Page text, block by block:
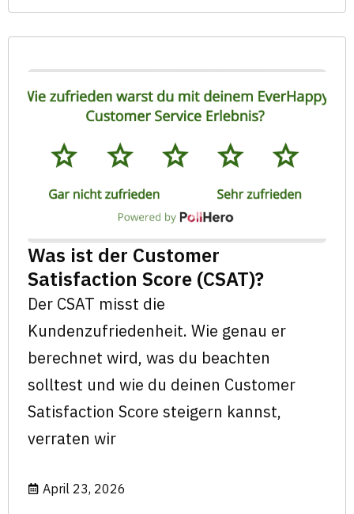
Was ist der Customer
Satisfaction Score (CSAT)?
Der CSAT misst die
Kundenzufriedenheit. Wie genau er
berechnet wird, was du beachten
solltest und wie du deinen Customer
Satisfaction Score steigern kannst,
verraten wir
April 23, 2026